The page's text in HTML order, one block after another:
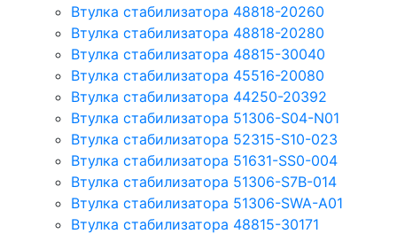
Втулка стабилизатора 48818-20260
Втулка стабилизатора 48818-20280
Втулка стабилизатора 48815-30040
Втулка стабилизатора 45516-20080
Втулка стабилизатора 44250-20392
Втулка стабилизатора 51306-S04-N01
Втулка стабилизатора 52315-S10-023
Втулка стабилизатора 51631-SS0-004
Втулка стабилизатора 51306-S7B-014
Втулка стабилизатора 51306-SWA-A01
Втулка стабилизатора 48815-30171